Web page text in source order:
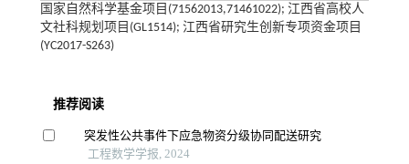
国家自然科学基金项目(71562013,71461022); 江西省高校人
文社科规划项目(GL1514); 江西省研究生创新专项资金项目
(YC2017-S263)